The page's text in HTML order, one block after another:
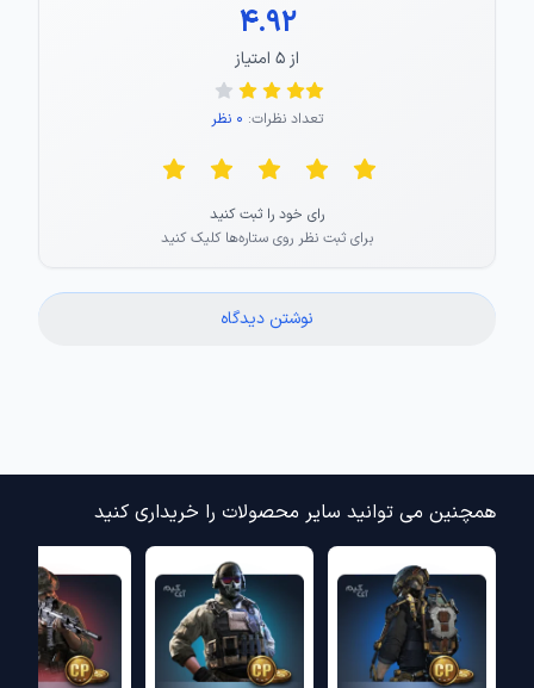
نوشتن دیدگاه
4.92
از ۵ امتیاز
تعداد نظرات: 0 نظر
رای خود را ثبت کنید
برای ثبت نظر روی ستاره‌ها کلیک کنید
همچنین می توانید سایر محصولات را خریداری کنید